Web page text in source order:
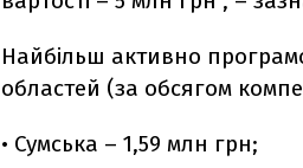
Найбільш активно
областей (за обсягом
• Сумська – 1,59 млн грн;